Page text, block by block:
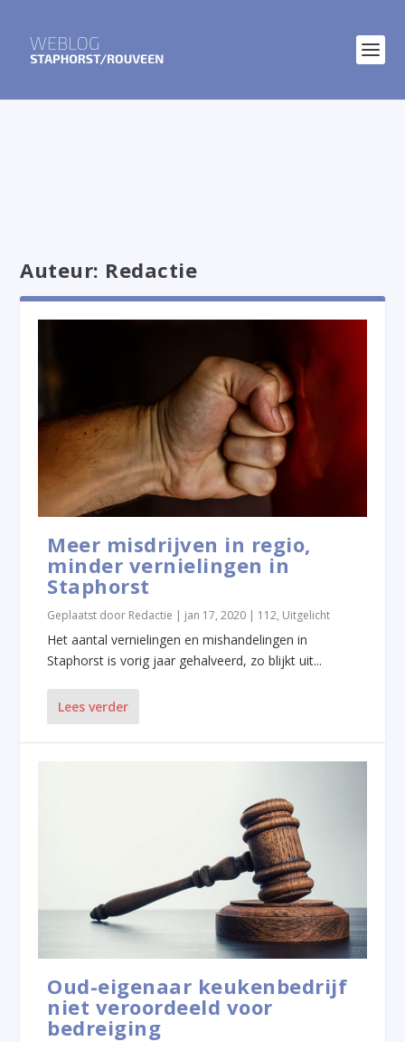
Auteur: Redactie
Meer misdrijven in regio,
minder vernielingen in
Staphorst
Geplaatst door Redactie | jan 17, 2020 | 112, Uitgelicht
Het aantal vernielingen en mishandelingen in
Staphorst is vorig jaar gehalveerd, zo blijkt uit...
Lees verder
Oud-eigenaar keukenbedrijf
niet veroordeeld voor
bedreiging